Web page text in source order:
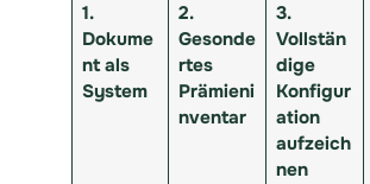
1.
Dokume
nt als
System
2.
Gesonde
rtes
Prämieni
nventar
3.
Vollstän
dige
Konfigur
ation
aufzeich
nen